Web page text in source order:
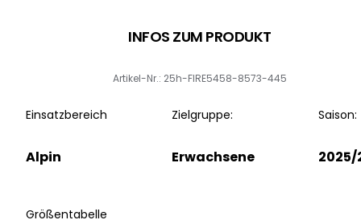
INFOS ZUM PRODUKT
Artikel-Nr.: 25h-FIRE5458-8573-445
Einsatzbereich
Alpin
Zielgruppe:
Erwachsene
Saison:
2025/
Größentabelle